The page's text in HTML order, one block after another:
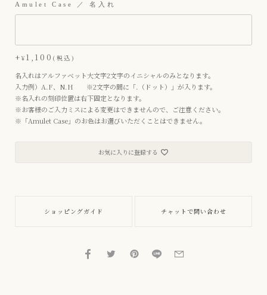
Amulet Case ／ 名入れ
+ ¥ 1,100 税込
名入れはアルファベット大文字2文字のイニシャルのみとなります。
入力例）A.F、N.H ※2文字の間に「.（ドット）」が入ります。
※名入れの刻印位置は右下固定となります。
※お客様のご入力ミスによる変更はできませんので、ご注意ください。
※「Amulet Case」のお色はお選びいただくことはできません。
お気に入りに登録する
ショッピングガイド チャットで問い合わせ